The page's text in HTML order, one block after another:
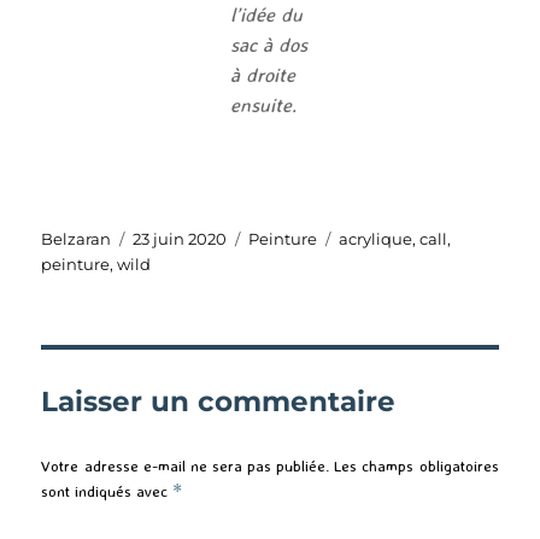
l’idée du
sac à dos
à droite
ensuite.
Auteur
Belzaran
Publié
le
23 juin 2020 Catégories
Peinture Étiquettes
acrylique,call,
peinture,wild
Laisser un commentaire
Votre adresse e-mail ne sera pas publiée. Les champs obligatoires
sont indiqués avec *